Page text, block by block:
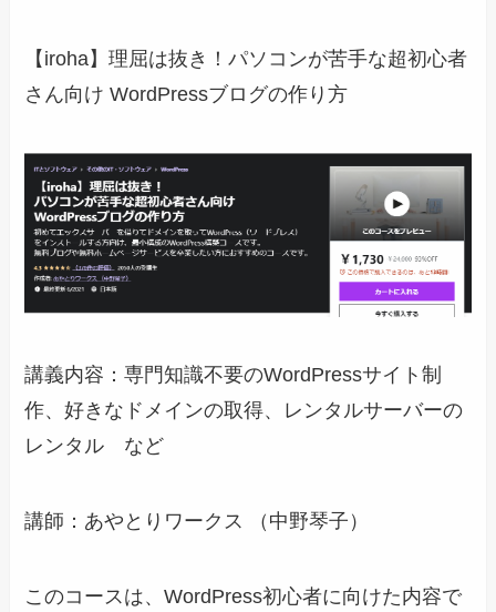
【iroha】理屈は抜き！パソコンが苦手な超初心者
さん向け WordPressブログの作り方
講義内容：専門知識不要のWordPressサイト制
作、好きなドメインの取得、レンタルサーバーの
レンタル など
講師：あやとりワークス （中野琴子）
このコースは、WordPress初心者に向けた内容で